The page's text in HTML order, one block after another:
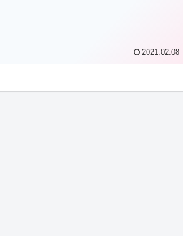
2021.02.08